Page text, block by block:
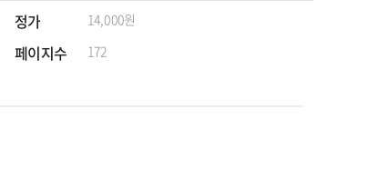
정가 14,000원
페이지수 172